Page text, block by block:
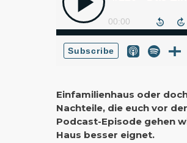
Einfamilienhaus oder
Nachteile, die euch vor
Podcast-Episode gehen
Haus besser eignet.